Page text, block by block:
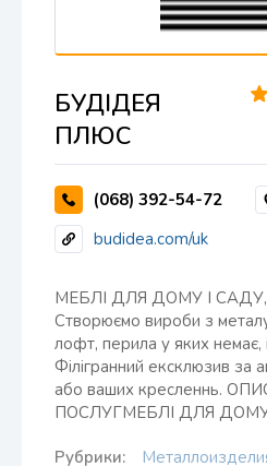
БУДІДЕЯ
ПЛЮС
(068) 392-54-72
budidea.com/uk
МЕБЛІ ДЛЯ ДОМУ І
Створюємо вироби з металу
лофт, перила у яких немає,
Філігранний ексклюзив за
або ваших кресленнь.
ПОСЛУГМЕБЛІ ДЛЯ
Рубрики: